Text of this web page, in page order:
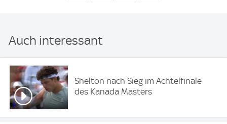
Auch interessant
Shelton nach Sieg im Achtelfinale
des Kanada Masters